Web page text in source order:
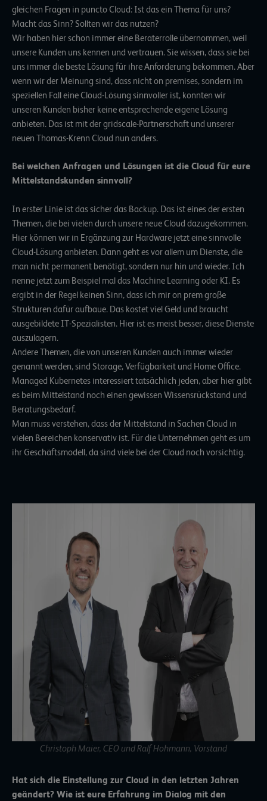
gleichen Fragen in puncto Cloud: Ist das ein Thema für uns?
Macht das Sinn? Sollten wir das nutzen?
Wir haben hier schon immer eine Beraterrolle übernommen, weil
unsere Kunden uns kennen und vertrauen. Sie wissen, dass sie bei
uns immer die beste Lösung für ihre Anforderung bekommen. Aber
wenn wir der Meinung sind, dass nicht on premises, sondern im
speziellen Fall eine Cloud-Lösung sinnvoller ist, konnten wir
unseren Kunden bisher keine entsprechende eigene Lösung
anbieten. Das ist mit der gridscale-Partnerschaft und unserer
neuen Thomas-Krenn Cloud nun anders.
Bei welchen Anfragen und Lösungen ist die Cloud für eure
Mittelstandskunden sinnvoll?
In erster Linie ist das sicher das Backup. Das ist eines der ersten
Themen, die bei vielen durch unsere neue Cloud dazugekommen.
Hier können wir in Ergänzung zur Hardware jetzt eine sinnvolle
Cloud-Lösung anbieten. Dann geht es vor allem um Dienste, die
man nicht permanent benötigt, sondern nur hin und wieder. Ich
nenne jetzt zum Beispiel mal das Machine Learning oder KI. Es
ergibt in der Regel keinen Sinn, dass ich mir on prem große
Strukturen dafür aufbaue. Das kostet viel Geld und braucht
ausgebildete IT-Spezialisten. Hier ist es meist besser, diese Dienste
auszulagern.
Andere Themen, die von unseren Kunden auch immer wieder
genannt werden, sind Storage, Verfügbarkeit und Home Office.
Managed Kubernetes interessiert tatsächlich jeden, aber hier gibt
es beim Mittelstand noch einen gewissen Wissensrückstand und
Beratungsbedarf.
Man muss verstehen, dass der Mittelstand in Sachen Cloud in
vielen Bereichen konservativ ist. Für die Unternehmen geht es um
ihr Geschäftsmodell, da sind viele bei der Cloud noch vorsichtig.
Christoph Maier, CEO und Ralf Hohmann, Vorstand
Hat sich die Einstellung zur Cloud in den letzten Jahren
geändert? Wie ist eure Erfahrung im Dialog mit den